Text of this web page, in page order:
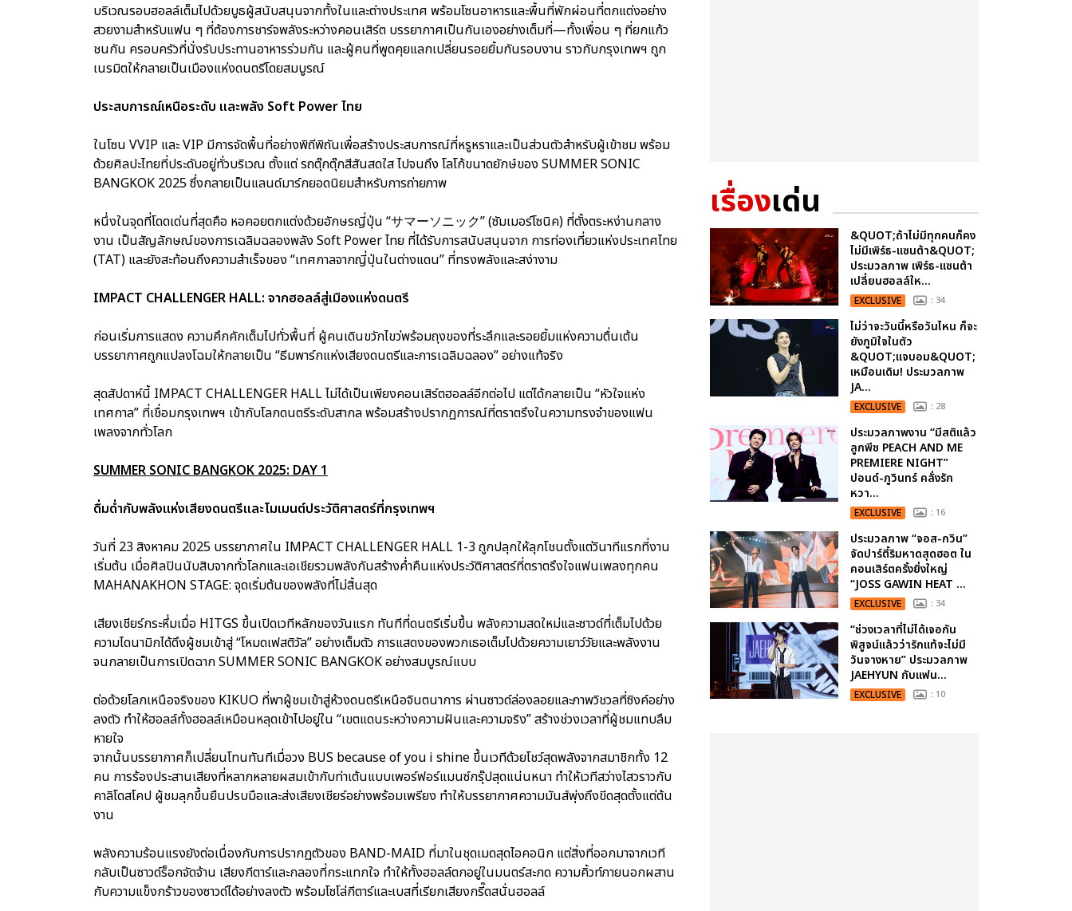
บริเวณรอบฮอลล์เต็มไปด้วยบูธผู้สนับสนุนจากทั้งในและต่างประเทศ พร้อมโซนอาหารและพื้นที่พักผ่อนที่ตกแต่งอย่าง
สวยงามสำหรับแฟน ๆ ที่ต้องการชาร์จพลังระหว่างคอนเสิร์ต บรรยากาศเป็นกันเองอย่างเต็มที่—ทั้งเพื่อน ๆ ที่ยกแก้ว
ชนกัน ครอบครัวที่นั่งรับประทานอาหารร่วมกัน และผู้คนที่พูดคุยแลกเปลี่ยนรอยยิ้มกันรอบงาน ราวกับกรุงเทพฯ ถูก
เนรมิตให้กลายเป็นเมืองแห่งดนตรีโดยสมบูรณ์
ประสบการณ์เหนือระดับ และพลัง Soft Power ไทย
ในโซน VVIP และ VIP มีการจัดพื้นที่อย่างพิถีพิถันเพื่อสร้างประสบการณ์ที่หรูหราและเป็นส่วนตัวสำหรับผู้เข้าชม พร้อม
ด้วยศิลปะไทยที่ประดับอยู่ทั่วบริเวณ ตั้งแต่ รถตุ๊กตุ๊กสีสันสดใส ไปจนถึง โลโก้ขนาดยักษ์ของ SUMMER SONIC
BANGKOK 2025 ซึ่งกลายเป็นแลนด์มาร์กยอดนิยมสำหรับการถ่ายภาพ
หนึ่งในจุดที่โดดเด่นที่สุดคือ หอคอยตกแต่งด้วยอักษรญี่ปุ่น “サマーソニック” (ซัมเมอร์โซนิค) ที่ตั้งตระหง่านกลาง
งาน เป็นสัญลักษณ์ของการเฉลิมฉลองพลัง Soft Power ไทย ที่ได้รับการสนับสนุนจาก การท่องเที่ยวแห่งประเทศไทย
(TAT) และยังสะท้อนถึงความสำเร็จของ “เทศกาลจากญี่ปุ่นในต่างแดน” ที่ทรงพลังและสง่างาม
IMPACT CHALLENGER HALL: จากฮอลล์สู่เมืองแห่งดนตรี
ก่อนเริ่มการแสดง ความคึกคักเต็มไปทั่วพื้นที่ ผู้คนเดินขวักไขว่พร้อมถุงของที่ระลึกและรอยยิ้มแห่งความตื่นเต้น
บรรยากาศถูกแปลงโฉมให้กลายเป็น “ธีมพาร์กแห่งเสียงดนตรีและการเฉลิมฉลอง” อย่างแท้จริง
สุดสัปดาห์นี้ IMPACT CHALLENGER HALL ไม่ได้เป็นเพียงคอนเสิร์ตฮอลล์อีกต่อไป แต่ได้กลายเป็น “หัวใจแห่ง
เทศกาล” ที่เชื่อมกรุงเทพฯ เข้ากับโลกดนตรีระดับสากล พร้อมสร้างปรากฏการณ์ที่ตราตรึงในความทรงจำของแฟน
เพลงจากทั่วโลก
SUMMER SONIC BANGKOK 2025: DAY 1
ดื่มด่ำกับพลังแห่งเสียงดนตรีและโมเมนต์ประวัติศาสตร์ที่กรุงเทพฯ
วันที่ 23 สิงหาคม 2025 บรรยากาศใน IMPACT CHALLENGER HALL 1-3 ถูกปลุกให้ลุกโชนตั้งแต่วินาทีแรกที่งาน
เริ่มต้น เมื่อศิลปินนับสิบจากทั่วโลกและเอเชียรวมพลังกันสร้างค่ำคืนแห่งประวัติศาสตร์ที่ตราตรึงใจแฟนเพลงทุกคน
MAHANAKHON STAGE: จุดเริ่มต้นของพลังที่ไม่สิ้นสุด
เสียงเชียร์กระหึ่มเมื่อ HITGS ขึ้นเปิดเวทีหลักของวันแรก ทันทีที่ดนตรีเริ่มขึ้น พลังความสดใหม่และซาวด์ที่เต็มไปด้วย
ความไดนามิกได้ดึงผู้ชมเข้าสู่ “โหมดเฟสติวัล” อย่างเต็มตัว การแสดงของพวกเธอเต็มไปด้วยความเยาว์วัยและพลังงาน
จนกลายเป็นการเปิดฉาก SUMMER SONIC BANGKOK อย่างสมบูรณ์แบบ
ต่อด้วยโลกเหนือจริงของ KIKUO ที่พาผู้ชมเข้าสู่ห้วงดนตรีเหนือจินตนาการ ผ่านซาวด์ล่องลอยและภาพวิชวลที่ซิงค์อย่าง
ลงตัว ทำให้ฮอลล์ทั้งฮอลล์เหมือนหลุดเข้าไปอยู่ใน “เขตแดนระหว่างความฝันและความจริง” สร้างช่วงเวลาที่ผู้ชมแทบลืม
หายใจ
จากนั้นบรรยากาศก็เปลี่ยนโทนทันทีเมื่อวง BUS because of you i shine ขึ้นเวทีด้วยโชว์สุดพลังจากสมาชิกทั้ง 12
คน การร้องประสานเสียงที่หลากหลายผสมเข้ากับท่าเต้นแบบเพอร์ฟอร์แมนซ์กรุ๊ปสุดแน่นหนา ทำให้เวทีสว่างไสวราวกับ
คาลิโดสโคป ผู้ชมลุกขึ้นยืนปรบมือและส่งเสียงเชียร์อย่างพร้อมเพรียง ทำให้บรรยากาศความมันส์พุ่งถึงขีดสุดตั้งแต่ต้น
งาน
พลังความร้อนแรงยังต่อเนื่องกับการปรากฏตัวของ BAND-MAID ที่มาในชุดเมดสุดไอคอนิก แต่สิ่งที่ออกมาจากเวที
กลับเป็นซาวด์ร็อกจัดจ้าน เสียงกีตาร์และกลองที่กระแทกใจ ทำให้ทั้งฮอลล์ตกอยู่ในมนตร์สะกด ความคิ้วท์ภายนอกผสาน
กับความแข็งกร้าวของซาวด์ได้อย่างลงตัว พร้อมโซโล่กีตาร์และเบสที่เรียกเสียงกรี๊ดสนั่นฮอลล์
เรื่องเด่น
&QUOT;ถ้าไม่มีทุกคนก็คง
ไม่มีเพิร์ธ-แซนต้า&QUOT;
ประมวลภาพ เพิร์ธ-แซนต้า
เปลี่ยนฮอลล์ให...
EXCLUSIVE : 34
ไม่ว่าจะวันนี้หรือวันไหน ก็จะ
ยังภูมิใจในตัว
&QUOT;แจบอม&QUOT;
เหมือนเดิม! ประมวลภาพ
JA...
EXCLUSIVE : 28
ประมวลภาพงาน “มีสติแล้ว
ลูกพีช PEACH AND ME
PREMIERE NIGHT”
ปอนด์-ภูวินทร์ คลั่งรัก
หวา...
EXCLUSIVE : 16
ประมวลภาพ “จอส-กวิน”
จัดปาร์ตี้ริมหาดสุดฮอต ใน
คอนเสิร์ตครั้งยิ่งใหญ่
“JOSS GAWIN HEAT ...
EXCLUSIVE : 34
“ช่วงเวลาที่ไม่ได้เจอกัน
พิสูจน์แล้วว่ารักแท้จะไม่มี
วันจางหาย” ประมวลภาพ
JAEHYUN กับแฟน...
EXCLUSIVE : 10